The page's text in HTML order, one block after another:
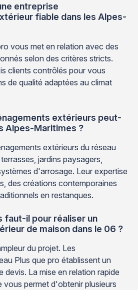
entreprise
fiable dans les Alpes-
vous met en relation avec des
selon des critères stricts.
clients contrôlés pour vous
de qualité adaptées au climat
extérieurs peut-
Alpes-Maritimes ?
extérieurs du réseau
jardins paysagers,
d'arrosage. Leur expertise
des créations contemporaines
en restanques.
faut-il pour réaliser un
de maison dans le 06 ?
du projet. Les
Plus que pro établissent un
devis. La mise en relation rapide
permet d'obtenir plusieurs